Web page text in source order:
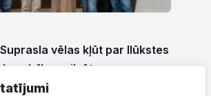
vēlas kļūt par Ilūkstes
pilsētu